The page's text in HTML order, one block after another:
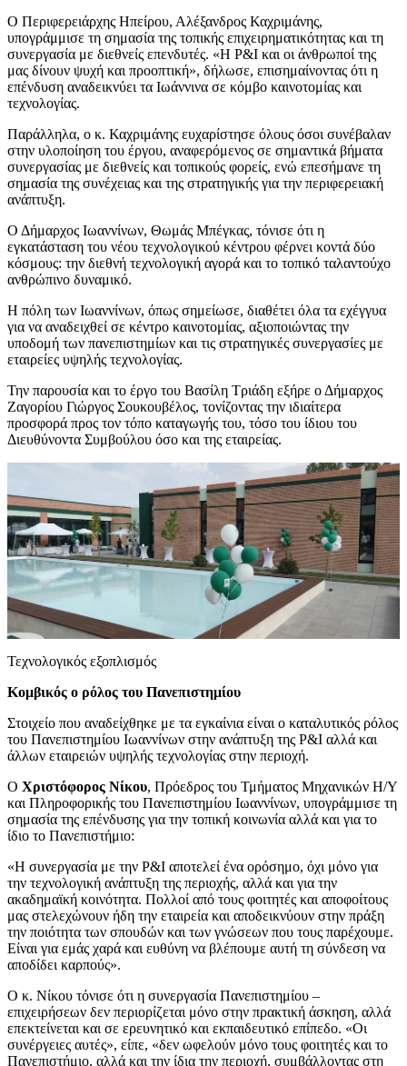
Ο Περιφερειάρχης Ηπείρου, Αλέξανδρος Καχριμάνης,
υπογράμμισε τη σημασία της τοπικής επιχειρηματικότητας και τη
συνεργασία με διεθνείς επενδυτές. «Η P&I και οι άνθρωποί της
μας δίνουν ψυχή και προοπτική», δήλωσε, επισημαίνοντας ότι η
επένδυση αναδεικνύει τα Ιωάννινα σε κόμβο καινοτομίας και
τεχνολογίας.
Παράλληλα, ο κ. Καχριμάνης ευχαρίστησε όλους όσοι συνέβαλαν
στην υλοποίηση του έργου, αναφερόμενος σε σημαντικά βήματα
συνεργασίας με διεθνείς και τοπικούς φορείς, ενώ επεσήμανε τη
σημασία της συνέχειας και της στρατηγικής για την περιφερειακή
ανάπτυξη.
Ο Δήμαρχος Ιωαννίνων, Θωμάς Μπέγκας, τόνισε ότι η
εγκατάσταση του νέου τεχνολογικού κέντρου φέρνει κοντά δύο
κόσμους: την διεθνή τεχνολογική αγορά και το τοπικό ταλαντούχο
ανθρώπινο δυναμικό.
Η πόλη των Ιωαννίνων, όπως σημείωσε, διαθέτει όλα τα εχέγγυα
για να αναδειχθεί σε κέντρο καινοτομίας, αξιοποιώντας την
υποδομή των πανεπιστημίων και τις στρατηγικές συνεργασίες με
εταιρείες υψηλής τεχνολογίας.
Την παρουσία και το έργο του Βασίλη Τριάδη εξήρε ο Δήμαρχος
Ζαγορίου Γιώργος Σουκουβέλος, τονίζοντας την ιδιαίτερα
προσφορά προς τον τόπο καταγωγής του, τόσο του ίδιου του
Διευθύνοντα Συμβούλου όσο και της εταιρείας.
Τεχνολογικός εξοπλισμός
Κομβικός ο ρόλος του Πανεπιστημίου
Στοιχείο που αναδείχθηκε με τα εγκαίνια είναι ο καταλυτικός ρόλος
του Πανεπιστημίου Ιωαννίνων στην ανάπτυξη της P&I αλλά και
άλλων εταιρειών υψηλής τεχνολογίας στην περιοχή.
Ο Χριστόφορος Νίκου, Πρόεδρος του Τμήματος Μηχανικών Η/Υ
και Πληροφορικής του Πανεπιστημίου Ιωαννίνων, υπογράμμισε τη
σημασία της επένδυσης για την τοπική κοινωνία αλλά και για το
ίδιο το Πανεπιστήμιο:
«Η συνεργασία με την P&I αποτελεί ένα ορόσημο, όχι μόνο για
την τεχνολογική ανάπτυξη της περιοχής, αλλά και για την
ακαδημαϊκή κοινότητα. Πολλοί από τους φοιτητές και αποφοίτους
μας στελεχώνουν ήδη την εταιρεία και αποδεικνύουν στην πράξη
την ποιότητα των σπουδών και των γνώσεων που τους παρέχουμε.
Είναι για εμάς χαρά και ευθύνη να βλέπουμε αυτή τη σύνδεση να
αποδίδει καρπούς».
Ο κ. Νίκου τόνισε ότι η συνεργασία Πανεπιστημίου –
επιχειρήσεων δεν περιορίζεται μόνο στην πρακτική άσκηση, αλλά
επεκτείνεται και σε ερευνητικό και εκπαιδευτικό επίπεδο. «Οι
συνέργειες αυτές», είπε, «δεν ωφελούν μόνο τους φοιτητές και το
Πανεπιστήμιο, αλλά και την ίδια την περιοχή, συμβάλλοντας στη